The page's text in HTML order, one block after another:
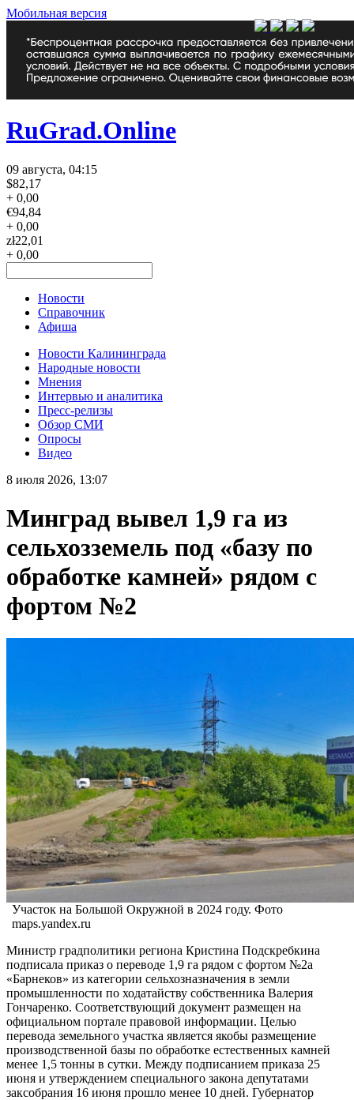
Мобильная версия
RuGrad.Online
09 августа, 04:15
$82,17
+ 0,00
€94,84
+ 0,00
zł22,01
+ 0,00
Новости
Справочник
Афиша
Новости Калининграда
Народные новости
Мнения
Интервью и аналитика
Пресс-релизы
Обзор СМИ
Опросы
Видео
8 июля 2026, 13:07
Минград вывел 1,9 га из
сельхозземель под «базу по
обработке камней» рядом с
фортом №2
Участок на Большой Окружной в 2024 году. Фото
maps.yandex.ru
Министр градполитики региона Кристина Подскребкина
подписала приказ о переводе 1,9 га рядом с фортом №2а
«Барнеков» из категории сельхозназначения в земли
промышленности по ходатайству собственника Валерия
Гончаренко. Соответствующий документ размещен на
официальном портале правовой информации. Целью
перевода земельного участка является якобы размещение
производственной базы по обработке естественных камней
менее 1,5 тонны в сутки. Между подписанием приказа 25
июня и утверждением специального закона депутатами
заксобрания 16 июня прошло менее 10 дней. Губернатор